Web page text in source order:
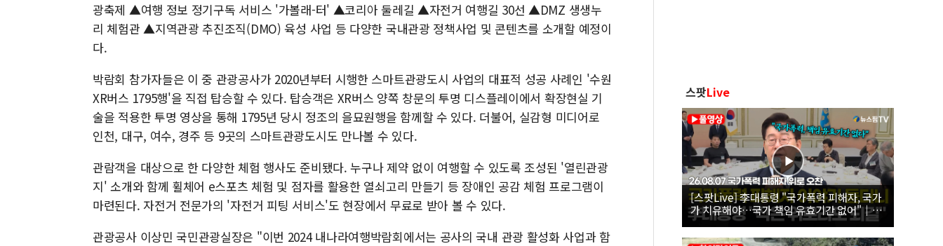
광축제 ▲여행 정보 정기구독 서비스 '가볼래-터' ▲코리아 둘레길 ▲자전거 여행길 30선 ▲DMZ 생생누
리 체험관 ▲지역관광 추진조직(DMO) 육성 사업 등 다양한 국내관광 정책사업 및 콘텐츠를 소개할 예정이
다.
박람회 참가자들은 이 중 관광공사가 2020년부터 시행한 스마트관광도시 사업의 대표적 성공 사례인 '수원
XR버스 1795행'을 직접 탑승할 수 있다. 탑승객은 XR버스 양쪽 창문의 투명 디스플레이에서 확장현실 기
술을 적용한 투명 영상을 통해 1795년 당시 정조의 을묘원행을 함께할 수 있다. 더불어, 실감형 미디어로
인천, 대구, 여수, 경주 등 9곳의 스마트관광도시도 만나볼 수 있다.
관람객을 대상으로 한 다양한 체험 행사도 준비됐다. 누구나 제약 없이 여행할 수 있도록 조성된 '열린관광
지' 소개와 함께 휠체어 e스포츠 체험 및 점자를 활용한 열쇠고리 만들기 등 장애인 공감 체험 프로그램이
마련된다. 자전거 전문가의 '자전거 피팅 서비스'도 현장에서 무료로 받아 볼 수 있다.
관광공사 이상민 국민관광실장은 "이번 2024 내나라여행박람회에서는 공사의 국내 관광 활성화 사업과 함
스팟Live
[스팟Live] 李대통령 "국가폭력 피해자, 국가
가 치유해야…국가 책임 유효기간 없어"｜
26.08.07 국가폭력 피해자 위로 오찬